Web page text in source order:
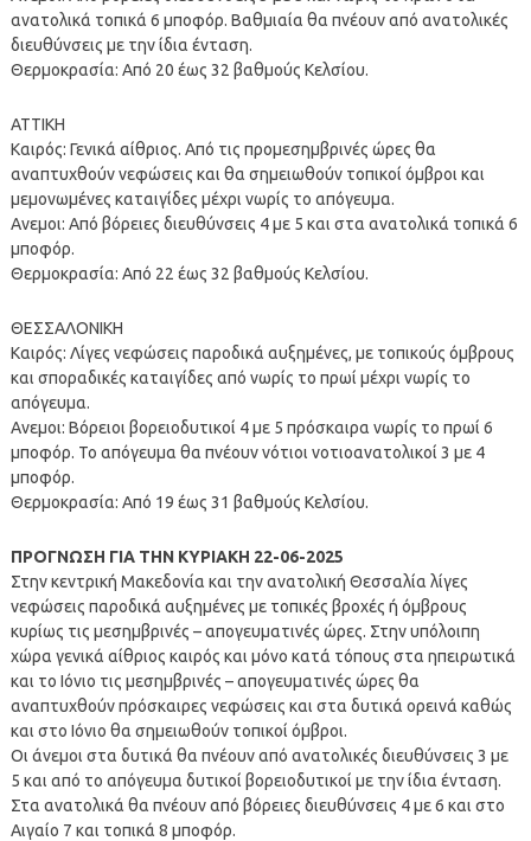
ανατολικά τοπικά 6 μποφόρ. Βαθμιαία θα πνέουν από ανατολικές
διευθύνσεις με την ίδια ένταση.
Θερμοκρασία: Από 20 έως 32 βαθμούς Κελσίου.
ΑΤΤΙΚΗ
Καιρός: Γενικά αίθριος. Από τις προμεσημβρινές ώρες θα
αναπτυχθούν νεφώσεις και θα σημειωθούν τοπικοί όμβροι και
μεμονωμένες καταιγίδες μέχρι νωρίς το απόγευμα.
Ανεμοι: Από βόρειες διευθύνσεις 4 με 5 και στα ανατολικά τοπικά 6
μποφόρ.
Θερμοκρασία: Από 22 έως 32 βαθμούς Κελσίου.
ΘΕΣΣΑΛΟΝΙΚΗ
Καιρός: Λίγες νεφώσεις παροδικά αυξημένες, με τοπικούς όμβρους
και σποραδικές καταιγίδες από νωρίς το πρωί μέχρι νωρίς το
απόγευμα.
Ανεμοι: Βόρειοι βορειοδυτικοί 4 με 5 πρόσκαιρα νωρίς το πρωί 6
μποφόρ. Το απόγευμα θα πνέουν νότιοι νοτιοανατολικοί 3 με 4
μποφόρ.
Θερμοκρασία: Από 19 έως 31 βαθμούς Κελσίου.
ΠΡΟΓΝΩΣΗ ΓΙΑ ΤΗΝ ΚΥΡΙΑΚΗ 22-06-2025
Στην κεντρική Μακεδονία και την ανατολική Θεσσαλία λίγες
νεφώσεις παροδικά αυξημένες με τοπικές βροχές ή όμβρους
κυρίως τις μεσημβρινές – απογευματινές ώρες. Στην υπόλοιπη
χώρα γενικά αίθριος καιρός και μόνο κατά τόπους στα ηπειρωτικά
και το Ιόνιο τις μεσημβρινές – απογευματινές ώρες θα
αναπτυχθούν πρόσκαιρες νεφώσεις και στα δυτικά ορεινά καθώς
και στο Ιόνιο θα σημειωθούν τοπικοί όμβροι.
Οι άνεμοι στα δυτικά θα πνέουν από ανατολικές διευθύνσεις 3 με
5 και από το απόγευμα δυτικοί βορειοδυτικοί με την ίδια ένταση.
Στα ανατολικά θα πνέουν από βόρειες διευθύνσεις 4 με 6 και στο
Αιγαίο 7 και τοπικά 8 μποφόρ.